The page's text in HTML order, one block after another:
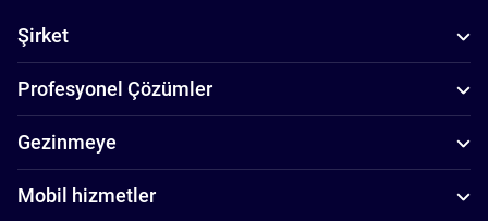
Şirket
Profesyonel Çözümler
Gezinmeye
Mobil hizmetler